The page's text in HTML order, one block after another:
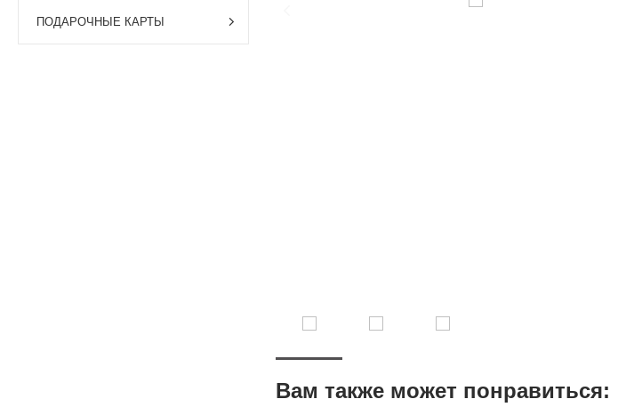
ПОДАРОЧНЫЕ КАРТЫ
Вам также может понравиться: